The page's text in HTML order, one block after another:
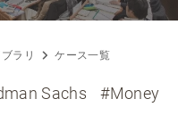
ラリ ケース一覧
Sachs
#Money